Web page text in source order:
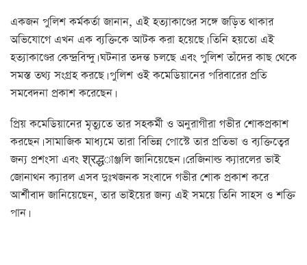
একজন পুলিশ কর্মকর্তা জানান, এই হত্যাকাণ্ডের সঙ্গে জড়িত থাকার
অভিযোগে এখন এক ব্যক্তিকে আটক করা হয়েছে। তিনি হয়তো এই
হত্যাকাণ্ডের কেন্দ্রবিন্দু। ঘটনার তদন্ত চলছে এবং পুলিশ তাঁদের কাছ থেকে
সমস্ত তথ্য সংগ্রহ করছে। পুলিশ ওই কমেডিয়ানের পরিবারের প্রতি
সমবেদনা প্রকাশ করেছেন।
প্রিয় কমেডিয়ানের মৃত্যুতে তার সহকর্মী ও অনুরাগীরা গভীর শোকপ্রকাশ
করছেন। সামাজিক মাধ্যমে তারা বিভিন্ন পোস্টে তার প্রতিভা ও ব্যক্তিত্বের
জন্য প্রশংসা এবং श्रद्धাঞ্জলি জানিয়েছেন। রেজিনাল্ড ক্যারলের ভাই
জোনাথন ক্যারল এসব দুঃখজনক সংবাদে গভীর শোক প্রকাশ করে
আর্শীবাদ জানিয়েছেন, তার ভাইয়ের জন্য এই সময়ে তিনি সাহস ও শক্তি
পান।